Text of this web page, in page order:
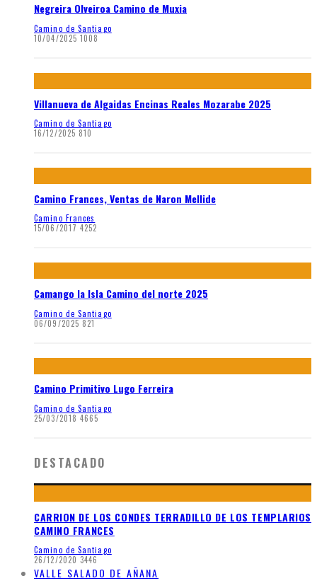
Negreira Olveiroa Camino de Muxia
Camino de Santiago
10/04/2025 1008
Villanueva de Algaidas Encinas Reales Mozarabe 2025
Camino de Santiago
16/12/2025 810
Camino Frances, Ventas de Naron Mellide
Camino Frances
15/06/2017 4252
Camango la Isla Camino del norte 2025
Camino de Santiago
06/09/2025 821
Camino Primitivo Lugo Ferreira
Camino de Santiago
25/03/2018 4665
DESTACADO
CARRION DE LOS CONDES TERRADILLO DE LOS TEMPLARIOS
CAMINO FRANCES
Camino de Santiago
26/12/2020 3446
VALLE SALADO DE AÑANA